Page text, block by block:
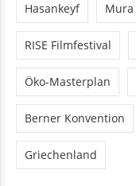
Hasankeyf Mura
RISE Filmfestival
Öko-Masterplan
Berner Konvention
Griechenland